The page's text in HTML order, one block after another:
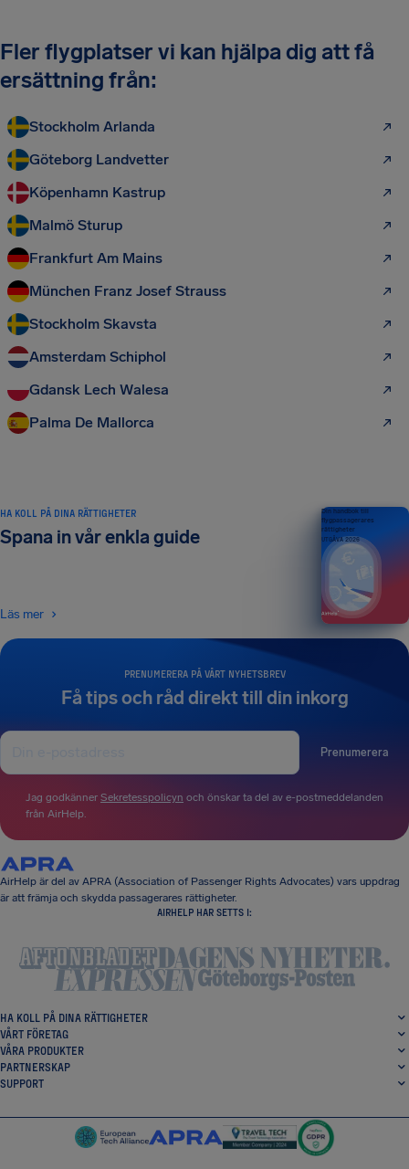
Fler flygplatser vi kan hjälpa dig att få
ersättning från:
Stockholm Arlanda
Göteborg Landvetter
Köpenhamn Kastrup
Malmö Sturup
Frankfurt Am Mains
München Franz Josef Strauss
Stockholm Skavsta
Amsterdam Schiphol
Gdansk Lech Walesa
Palma De Mallorca
PRENUMERERA PÅ VÅRT NYHETSBREV
Få tips och råd direkt till din inkorg
Prenumerera
Jag godkänner Sekretesspolicyn och önskar ta del av e-postmeddelanden
från AirHelp.
HA KOLL PÅ DINA RÄTTIGHETER
Spana in vår enkla guide
Läs mer
Din handbok till
flygpassagerares
rättigheter
UTGÅVA 2026
AirHelp är del av APRA (Association of Passenger Rights Advocates) vars uppdrag
är att främja och skydda passagerares rättigheter.
AIRHELP HAR SETTS I:
HA KOLL PÅ DINA RÄTTIGHETER
VÅRT FÖRETAG
VÅRA PRODUKTER
PARTNERSKAP
SUPPORT